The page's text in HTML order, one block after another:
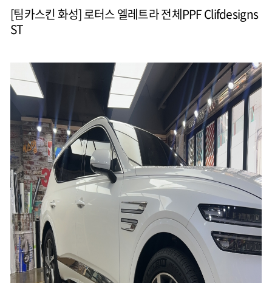
[팀카스킨 화성] 로터스 엘레트라 전체PPF Clifdesigns
ST